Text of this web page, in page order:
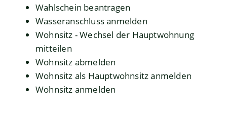
Wahlschein beantragen
Wasseranschluss anmelden
Wohnsitz - Wechsel der Hauptwohnung
mitteilen
Wohnsitz abmelden
Wohnsitz als Hauptwohnsitz anmelden
Wohnsitz anmelden